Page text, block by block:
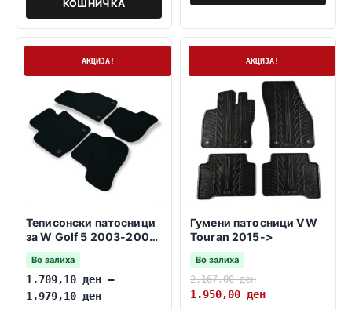
КОШНИЧКА
АКЦИЈА!
Теписонски патосници
за W Golf 5 2003-2009
-fiksiranje na pritiskanje
Во залиха
1.709,10 ден –
1.979,10 ден
АКЦИЈА!
Гумени патосници VW
Touran 2015->
Во залиха
2.167,00ден
1.950,00 ден